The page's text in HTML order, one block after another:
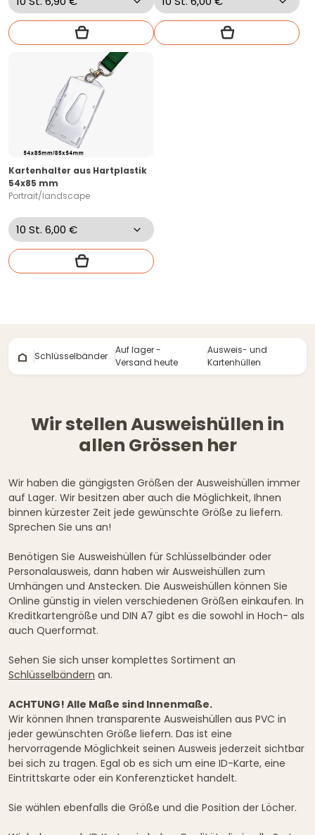
Kartenhalter aus Hartplastik
54x85 mm
Portrait/landscape
Schlüsselbänder
Auf lager -
Versand heute
Ausweis- und
Kartenhüllen
Wir stellen Ausweishüllen in
allen Grössen her
Wir haben die gängigsten Größen der Ausweishüllen immer
auf Lager. Wir besitzen aber auch die Möglichkeit, Ihnen
binnen kürzester Zeit jede gewünschte Größe zu liefern.
Sprechen Sie uns an!
Benötigen Sie Ausweishüllen für Schlüsselbänder oder
Personalausweis, dann haben wir Ausweishüllen zum
Umhängen und Anstecken. Die Ausweishüllen können Sie
Online günstig in vielen verschiedenen Größen einkaufen. In
Kreditkartengröße und DIN A7 gibt es die sowohl in Hoch- als
auch Querformat.
Sehen Sie sich unser komplettes Sortiment an
Schlüsselbändern an.
ACHTUNG! Alle Maße sind Innenmaße.
Wir können Ihnen transparente Ausweishüllen aus PVC in
jeder gewünschten Größe liefern. Das ist eine
hervorragende Möglichkeit seinen Ausweis jederzeit sichtbar
bei sich zu tragen. Egal ob es sich um eine ID-Karte, eine
Eintrittskarte oder ein Konferenzticket handelt.
Sie wählen ebenfalls die Größe und die Position der Löcher.